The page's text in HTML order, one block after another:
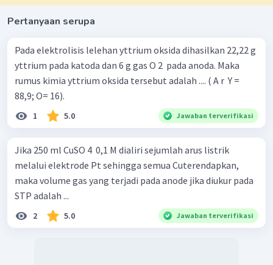
Pertanyaan serupa
Pada elektrolisis lelehan yttrium oksida dihasilkan 22,22 g
yttrium pada katoda dan 6 g gas O 2 ​ pada anoda. Maka
rumus kimia yttrium oksida tersebut adalah .... ( A r ​ Y =
88,9; O= 16).
1 5.0 Jawaban terverifikasi
Jika 250 ml CuSO 4 ​ 0,1 M dialiri sejumlah arus listrik
melalui elektrode Pt sehingga semua Cuterendapkan,
maka volume gas yang terjadi pada anode jika diukur pada
STP adalah ...
2 5.0 Jawaban terverifikasi